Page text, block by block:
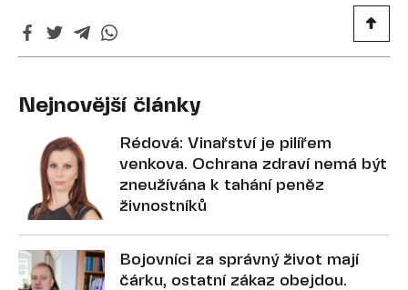
Nejnovější články
Rédová: Vinařství je pilířem
venkova. Ochrana zdraví nemá být
zneužívána k tahání peněz
živnostníků
Bojovníci za správný život mají
čárku, ostatní zákaz obejdou.